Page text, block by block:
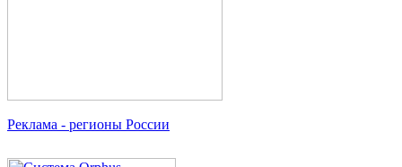
Реклама - регионы России